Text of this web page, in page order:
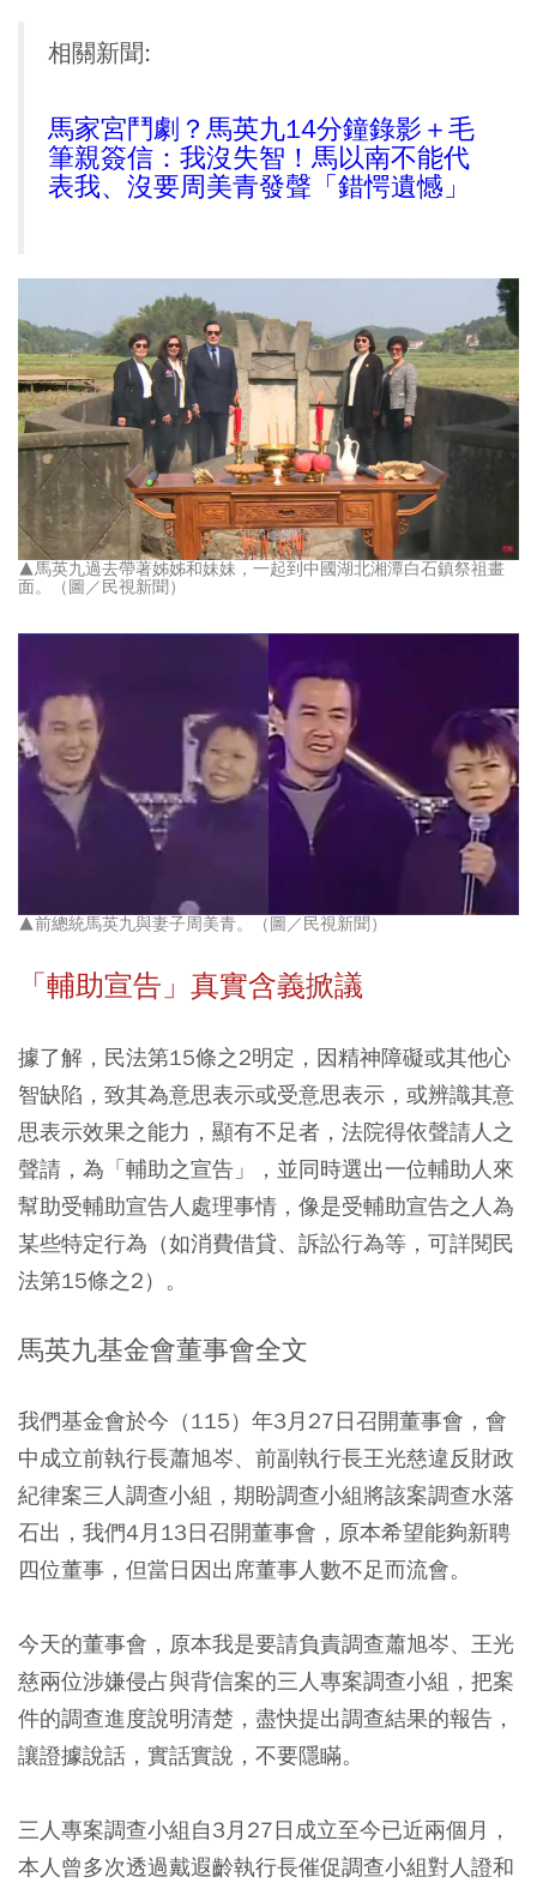
相關新聞:
馬家宮鬥劇？馬英九14分鐘錄影＋毛
筆親簽信：我沒失智！馬以南不能代
表我、沒要周美青發聲「錯愕遺憾」
▲馬英九過去帶著姊姊和妹妹，一起到中國湖北湘潭白石鎮祭祖畫
面。（圖／民視新聞）
▲前總統馬英九與妻子周美青。（圖／民視新聞）
「輔助宣告」真實含義掀議
據了解，民法第15條之2明定，因精神障礙或其他心
智缺陷，致其為意思表示或受意思表示，或辨識其意
思表示效果之能力，顯有不足者，法院得依聲請人之
聲請，為「輔助之宣告」，並同時選出一位輔助人來
幫助受輔助宣告人處理事情，像是受輔助宣告之人為
某些特定行為（如消費借貸、訴訟行為等，可詳閱民
法第15條之2）。
馬英九基金會董事會全文
我們基金會於今（115）年3月27日召開董事會，會
中成立前執行長蕭旭岑、前副執行長王光慈違反財政
紀律案三人調查小組，期盼調查小組將該案調查水落
石出，我們4月13日召開董事會，原本希望能夠新聘
四位董事，但當日因出席董事人數不足而流會。
今天的董事會，原本我是要請負責調查蕭旭岑、王光
慈兩位涉嫌侵占與背信案的三人專案調查小組，把案
件的調查進度說明清楚，盡快提出調查結果的報告，
讓證據說話，實話實說，不要隱瞞。
三人專案調查小組自3月27日成立至今已近兩個月，
本人曾多次透過戴遐齡執行長催促調查小組對人證和